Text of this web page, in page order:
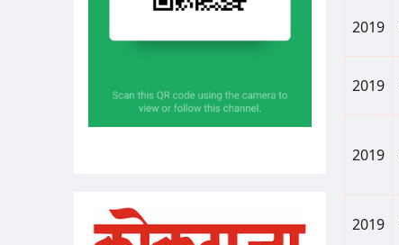
2019
2019
2019
2019